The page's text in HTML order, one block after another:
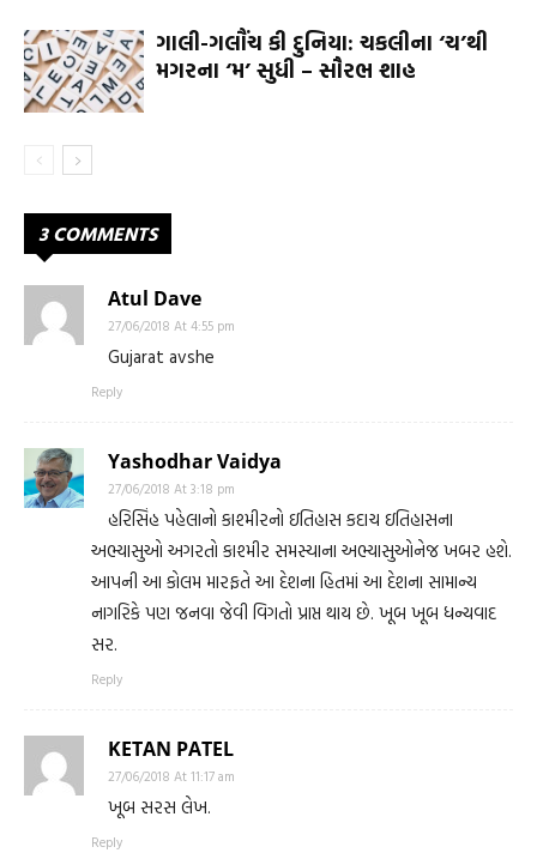
ગાલી-ગલૌંચ કી દુનિયા: ચકલીના ‘ચ’થી
મગરના ‘મ’ સુધી – સૌરભ શાહ
3 COMMENTS
Atul Dave
27/06/2018 At 4:55 pm
Gujarat avshe
Reply
Yashodhar Vaidya
27/06/2018 At 3:18 pm
હરિસિંહ પહેલાનો કાશ્મીરનો ઇતિહાસ કદાચ ઇતિહાસના
અભ્યાસુઓ અગરતો કાશ્મીર સમસ્યાના અભ્યાસુઓનેજ ખબર હશે.
આપની આ કોલમ મારફતે આ દેશના હિતમાં આ દેશના સામાન્ય
નાગરિકે પણ જનવા જેવી વિગતો પ્રાપ્ત થાય છે. ખૂબ ખૂબ ધન્યવાદ
સર.
Reply
KETAN PATEL
27/06/2018 At 11:17 am
ખૂબ સરસ લેખ.
Reply